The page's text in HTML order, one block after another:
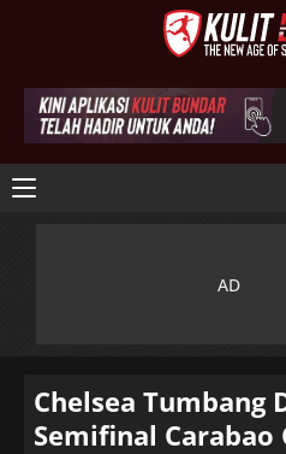
Chelsea Tumbang
Semifinal Carabao